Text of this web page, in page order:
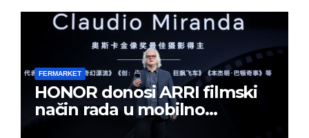
FERMARKET
HONOR donosi ARRI filmski
način rada u mobilno
kreiranje sadržaja